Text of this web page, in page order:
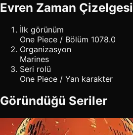
Evren Zaman Çizelgesi
İlk görünüm
One Piece / Bölüm 1078.0
Organizasyon
Marines
Seri rolü
One Piece / Yan karakter
Göründüğü Seriler